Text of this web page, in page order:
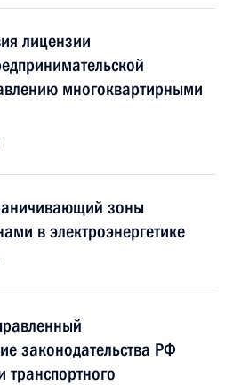
лицензии
многоквартирными
зоны
в электроэнергетике
законодательства РФ
транспортного